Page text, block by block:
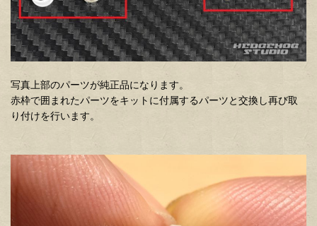
写真上部のパーツが純正品になります。
赤枠で囲まれたパーツをキットに付属するパーツと交換し再び取
り付けを行います。